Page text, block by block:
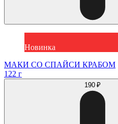
Новинка
МАКИ СО СПАЙСИ КРАБОМ
122 г
190 ₽